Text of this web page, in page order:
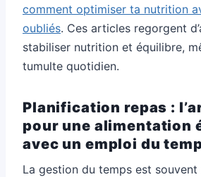
comment optimiser ta nutrition
oubliés. Ces articles regorgent
stabiliser nutrition et équilibre,
tumulte quotidien.
Planification repas :
pour une alimentation
avec un emploi du
La gestion du temps est